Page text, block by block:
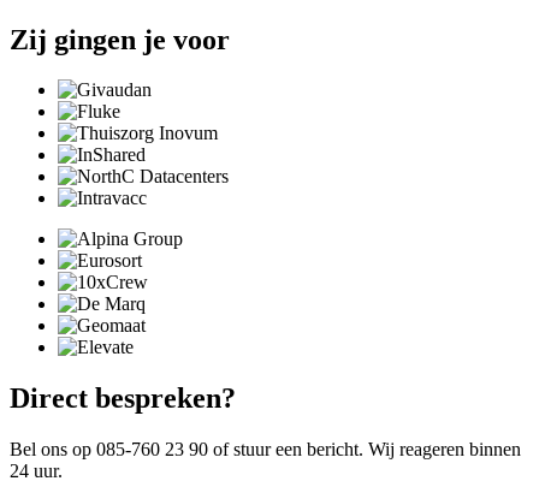
Zij gingen je voor
Direct bespreken?
Bel ons op 085-760 23 90 of stuur een bericht. Wij reageren binnen
24 uur.